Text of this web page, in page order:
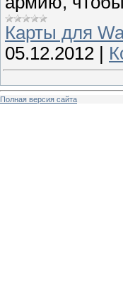
Карты для
05.12.2012 |
Полная версия сайта